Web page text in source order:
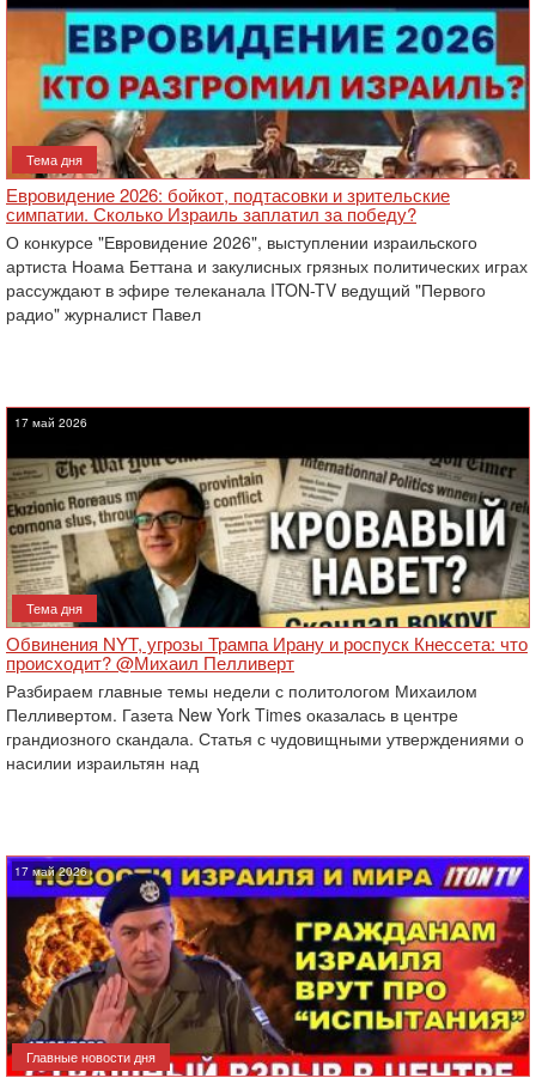
Тема дня
Евровидение 2026: бойкот, подтасовки и зрительские
симпатии. Сколько Израиль заплатил за победу?
О конкурсе "Евровидение 2026", выступлении израильского
артиста Ноама Беттана и закулисных грязных политических играх
рассуждают в эфире телеканала ITON-TV ведущий "Первого
радио" журналист Павел
17 май 2026
Тема дня
Обвинения NYT, угрозы Трампа Ирану и роспуск Кнессета: что
происходит? @Михаил Пелливерт
Разбираем главные темы недели с политологом Михаилом
Пелливертом. Газета New York Times оказалась в центре
грандиозного скандала. Статья с чудовищными утверждениями о
насилии израильтян над
17 май 2026
Главные новости дня